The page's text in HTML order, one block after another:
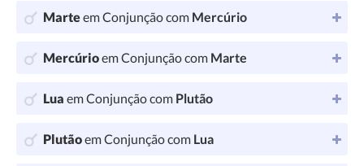
Marteem Conjunção com Mercúrio
Mercúrioem Conjunção com Marte
Lua em Conjunção com Plutão
Plutãoem Conjunção com Lua